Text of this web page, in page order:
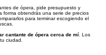
de ópera, pide presupuesto y
forma obtendrás una serie de precios
para terminar escogiendo el
cantante de ópera cerca de mí . Los
ciudad.